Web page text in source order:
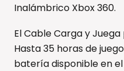
Inalámbrico Xbox 360.
El Cable Carga y
Hasta 35 horas de
batería disponible en